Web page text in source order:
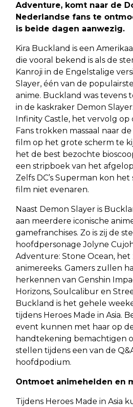
Adventure, komt naar de
Nederlandse fans te
is beide dagen aanwezig.
Kira Buckland is een
die vooral bekend is als de
Kanroji in de Engelstalige
Slayer, één van de
anime. Buckland was tevens
in de kaskraker Demon
Infinity Castle, het vervolg op
Fans trokken massaal naar
film op het grote scherm te
het de best bezochte
een stripboek van het
Zelfs DC’s Superman kon het
film niet evenaren.
Naast Demon Slayer is
aan meerdere iconische
gamefranchises. Zo is zij de
hoofdpersonage Jolyne Cujoh
Adventure: Stone Ocean, het
animereeks. Gamers zullen
herkennen van Genshin
Horizons, Soulcalibur en
Buckland is het gehele
tijdens Heroes Made in Asia.
event kunnen met haar op
handtekening bemachtigen
stellen tijdens een van de
hoofdpodium.
Ontmoet animehelden en
Tijdens Heroes Made in Asia